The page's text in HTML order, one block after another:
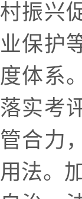
村振兴
业保护
度体系
落实考
管合力
用法。